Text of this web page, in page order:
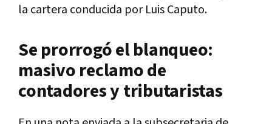
la cartera conducida por Luis Caputo.
Se prorrogó el blanqueo:
masivo reclamo de
contadores y tributaristas